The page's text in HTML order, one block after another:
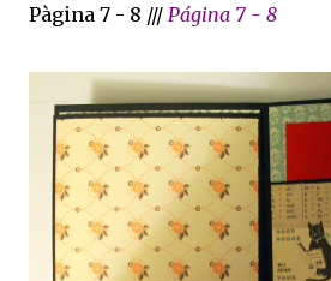
Pàgina 7 - 8 /// Página 7 - 8